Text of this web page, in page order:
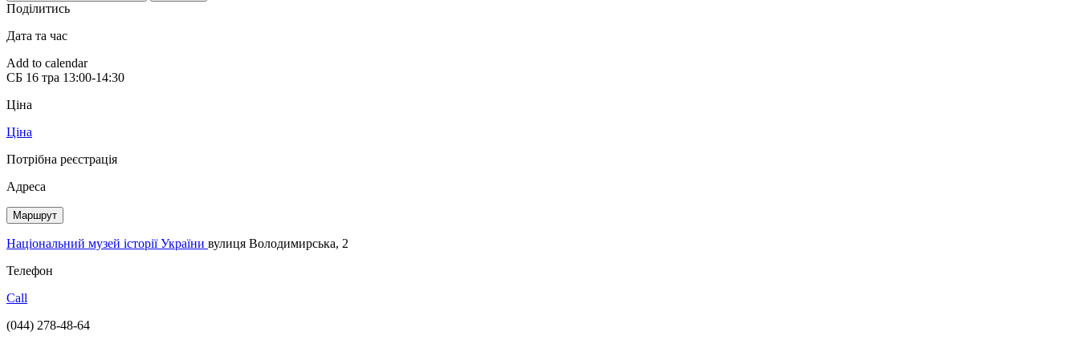
Поділитись
Дата та час
Add to calendar
СБ 16 тра 13:00-14:30
Ціна
Ціна
Потрібна реєстрація
Адреса
Маршрут
Національний музей історії України вулиця Володимирська, 2
Телефон
Call
(044) 278-48-64